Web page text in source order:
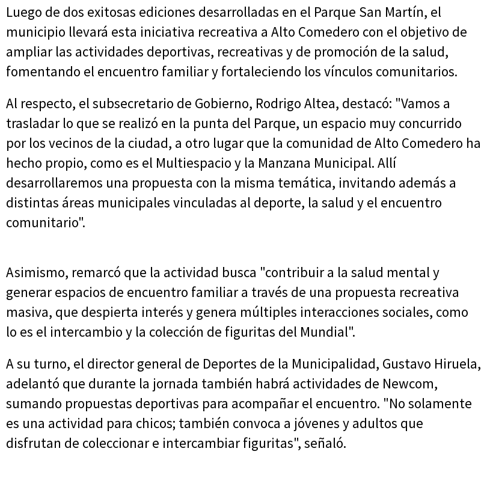
Luego de dos exitosas ediciones desarrolladas en el Parque San Martín, el
municipio llevará esta iniciativa recreativa a Alto Comedero con el objetivo de
ampliar las actividades deportivas, recreativas y de promoción de la salud,
fomentando el encuentro familiar y fortaleciendo los vínculos comunitarios.
Al respecto, el subsecretario de Gobierno, Rodrigo Altea, destacó: "Vamos a
trasladar lo que se realizó en la punta del Parque, un espacio muy concurrido
por los vecinos de la ciudad, a otro lugar que la comunidad de Alto Comedero ha
hecho propio, como es el Multiespacio y la Manzana Municipal. Allí
desarrollaremos una propuesta con la misma temática, invitando además a
distintas áreas municipales vinculadas al deporte, la salud y el encuentro
comunitario".
Asimismo, remarcó que la actividad busca "contribuir a la salud mental y
generar espacios de encuentro familiar a través de una propuesta recreativa
masiva, que despierta interés y genera múltiples interacciones sociales, como
lo es el intercambio y la colección de figuritas del Mundial".
A su turno, el director general de Deportes de la Municipalidad, Gustavo Hiruela,
adelantó que durante la jornada también habrá actividades de Newcom,
sumando propuestas deportivas para acompañar el encuentro. "No solamente
es una actividad para chicos; también convoca a jóvenes y adultos que
disfrutan de coleccionar e intercambiar figuritas", señaló.